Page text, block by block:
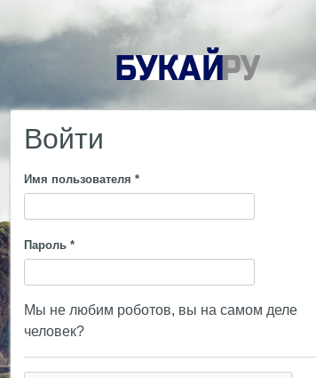
Войти
Имя пользователя *
Пароль *
Мы не любим роботов, вы на самом деле
человек?